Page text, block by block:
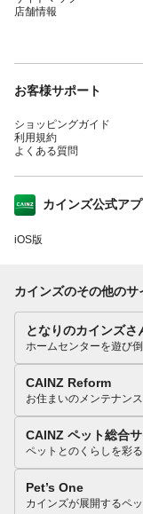
店舗情報
お客様サポート
ショッピングガイド
利用規約
よくある質問
カインズ公式アプ
iOS版
カインズのその他のサ
となりのカインズさ
ホームセンターを遊び
CAINZ Reform
お住まいのメンテナン
CAINZ ペット総合
ペットとのくらしを彩
Pet’s One
カインズが展開するペ